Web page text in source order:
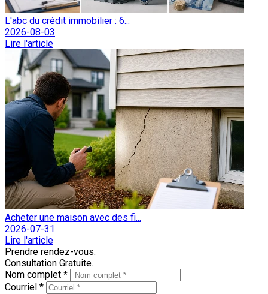
L'abc du crédit immobilier : 6...
2026-08-03
Lire l'article
Acheter une maison avec des fi...
2026-07-31
Lire l'article
Prendre rendez-vous.
Consultation Gratuite.
Nom complet *
Courriel *